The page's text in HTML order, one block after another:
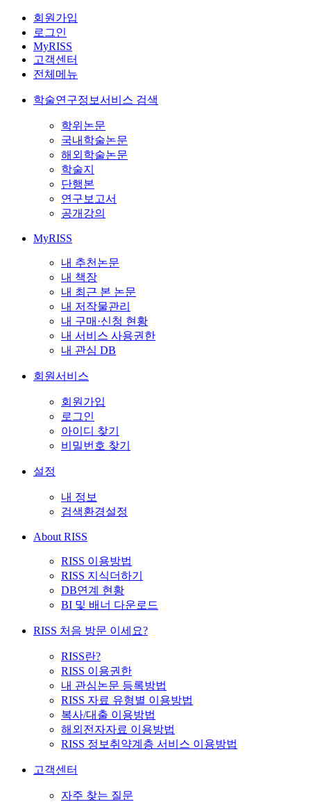
회원가입
로그인
MyRISS
고객센터
전체메뉴
학술연구정보서비스 검색
학위논문
국내학술논문
해외학술논문
학술지
단행본
연구보고서
공개강의
MyRISS
내 추천논문
내 책장
내 최근 본 논문
내 저작물관리
내 구매·신청 현황
내 서비스 사용권한
내 관심 DB
회원서비스
회원가입
로그인
아이디 찾기
비밀번호 찾기
설정
내 정보
검색환경설정
About RISS
RISS 이용방법
RISS 지식더하기
DB연계 현황
BI 및 배너 다운로드
RISS 처음 방문 이세요?
RISS란?
RISS 이용권한
내 관심논문 등록방법
RISS 자료 유형별 이용방법
복사/대출 이용방법
해외전자자료 이용방법
RISS 정보취약계층 서비스 이용방법
고객센터
자주 찾는 질문